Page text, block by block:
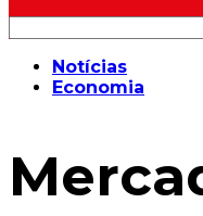
Notícias
Economia